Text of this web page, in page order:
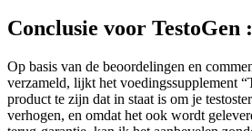
Conclusie voor TestoGen :
Op basis van de beoordelingen en
verzameld, lijkt het voedingssupplement
product te zijn dat in staat is om je
verhogen, en omdat het ook wordt